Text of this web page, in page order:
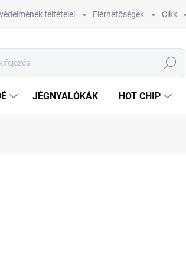
feltételei Elérhetőségek Cikk
Keresés
JÉGNYALÓKÁK HOT CHIP